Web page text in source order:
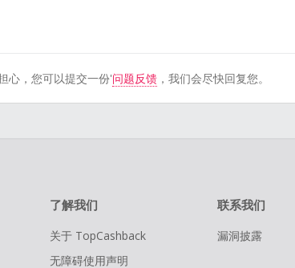
心，您可以提交一份'问题反馈 ，我们会尽快回复您。
了解我们
关于 TopCashback
无障碍使用声明
联系我们
漏洞披露